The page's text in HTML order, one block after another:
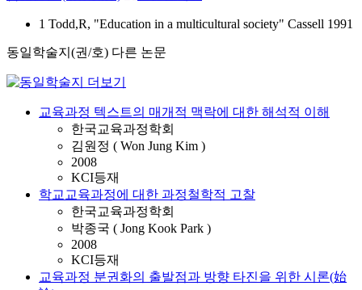
1 Todd,R, "Education in a multicultural society" Cassell 1991
동일학술지(권/호) 다른 논문
교육과정 텍스트의 매개적 맥락에 대한 해석적 이해
한국교육과정학회
김원정 ( Won Jung Kim )
2008
KCI등재
학교교육과정에 대한 과정철학적 고찰
한국교육과정학회
박종국 ( Jong Kook Park )
2008
KCI등재
교육과정 분권화의 출발점과 방향 타진을 위한 시론(始